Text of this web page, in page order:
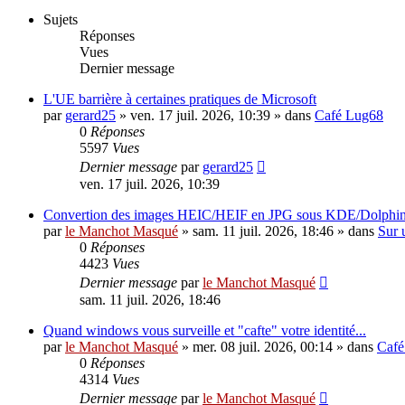
Sujets
Réponses
Vues
Dernier message
L'UE barrière à certaines pratiques de Microsoft
par gerard25 » ven. 17 juil. 2026, 10:39 » dans Café Lug68
0 Réponses
5597 Vues
Dernier message par gerard25
ven. 17 juil. 2026, 10:39
Convertion des images HEIC/HEIF en JPG sous KDE/
parle Manchot Masqué » sam. 11 juil. 2026, 18:46 » dans Sur
0 Réponses
4423 Vues
Dernier message parle Manchot Masqué
sam. 11 juil. 2026, 18:46
Quand windows vous surveille et "cafte" votre identité...
parle Manchot Masqué » mer. 08 juil. 2026, 00:14 » dans
0 Réponses
4314 Vues
Dernier message parle Manchot Masqué